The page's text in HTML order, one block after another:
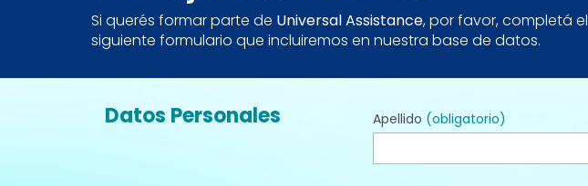
Si querés formar parte de Universal Assistance, por favor, completá el
siguiente formulario que incluiremos en nuestra base de datos.
Datos Personales Apellido (obligatorio)